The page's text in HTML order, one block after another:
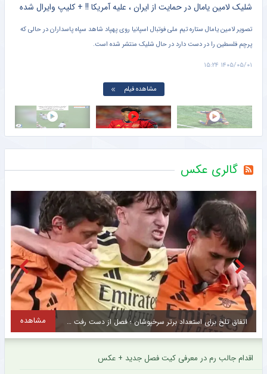
شلیک لامین یامال در حمایت از ایران ، علیه آمریکا !! + کلیپ وایرال شده
تصویر لامین یامال ستاره تیم ملی فوتبال اسپانیا روی پهپاد شاهد سپاه پاسداران در حالی که
پرچم فلسطین را در دست دارد در حال شلیک منتشر شده است.
۱۴۰۵/۰۵/۰۱ ۱۵:۲۴
مشاهده فیلم
گالری عکس
اتفاق تلخ برای استعداد برتر سرخپوشان ؛ فصل از دست رفت ؟ + عکس مشاهده
اقدام جالب رم در معرفی کیت فصل جدید + عکس